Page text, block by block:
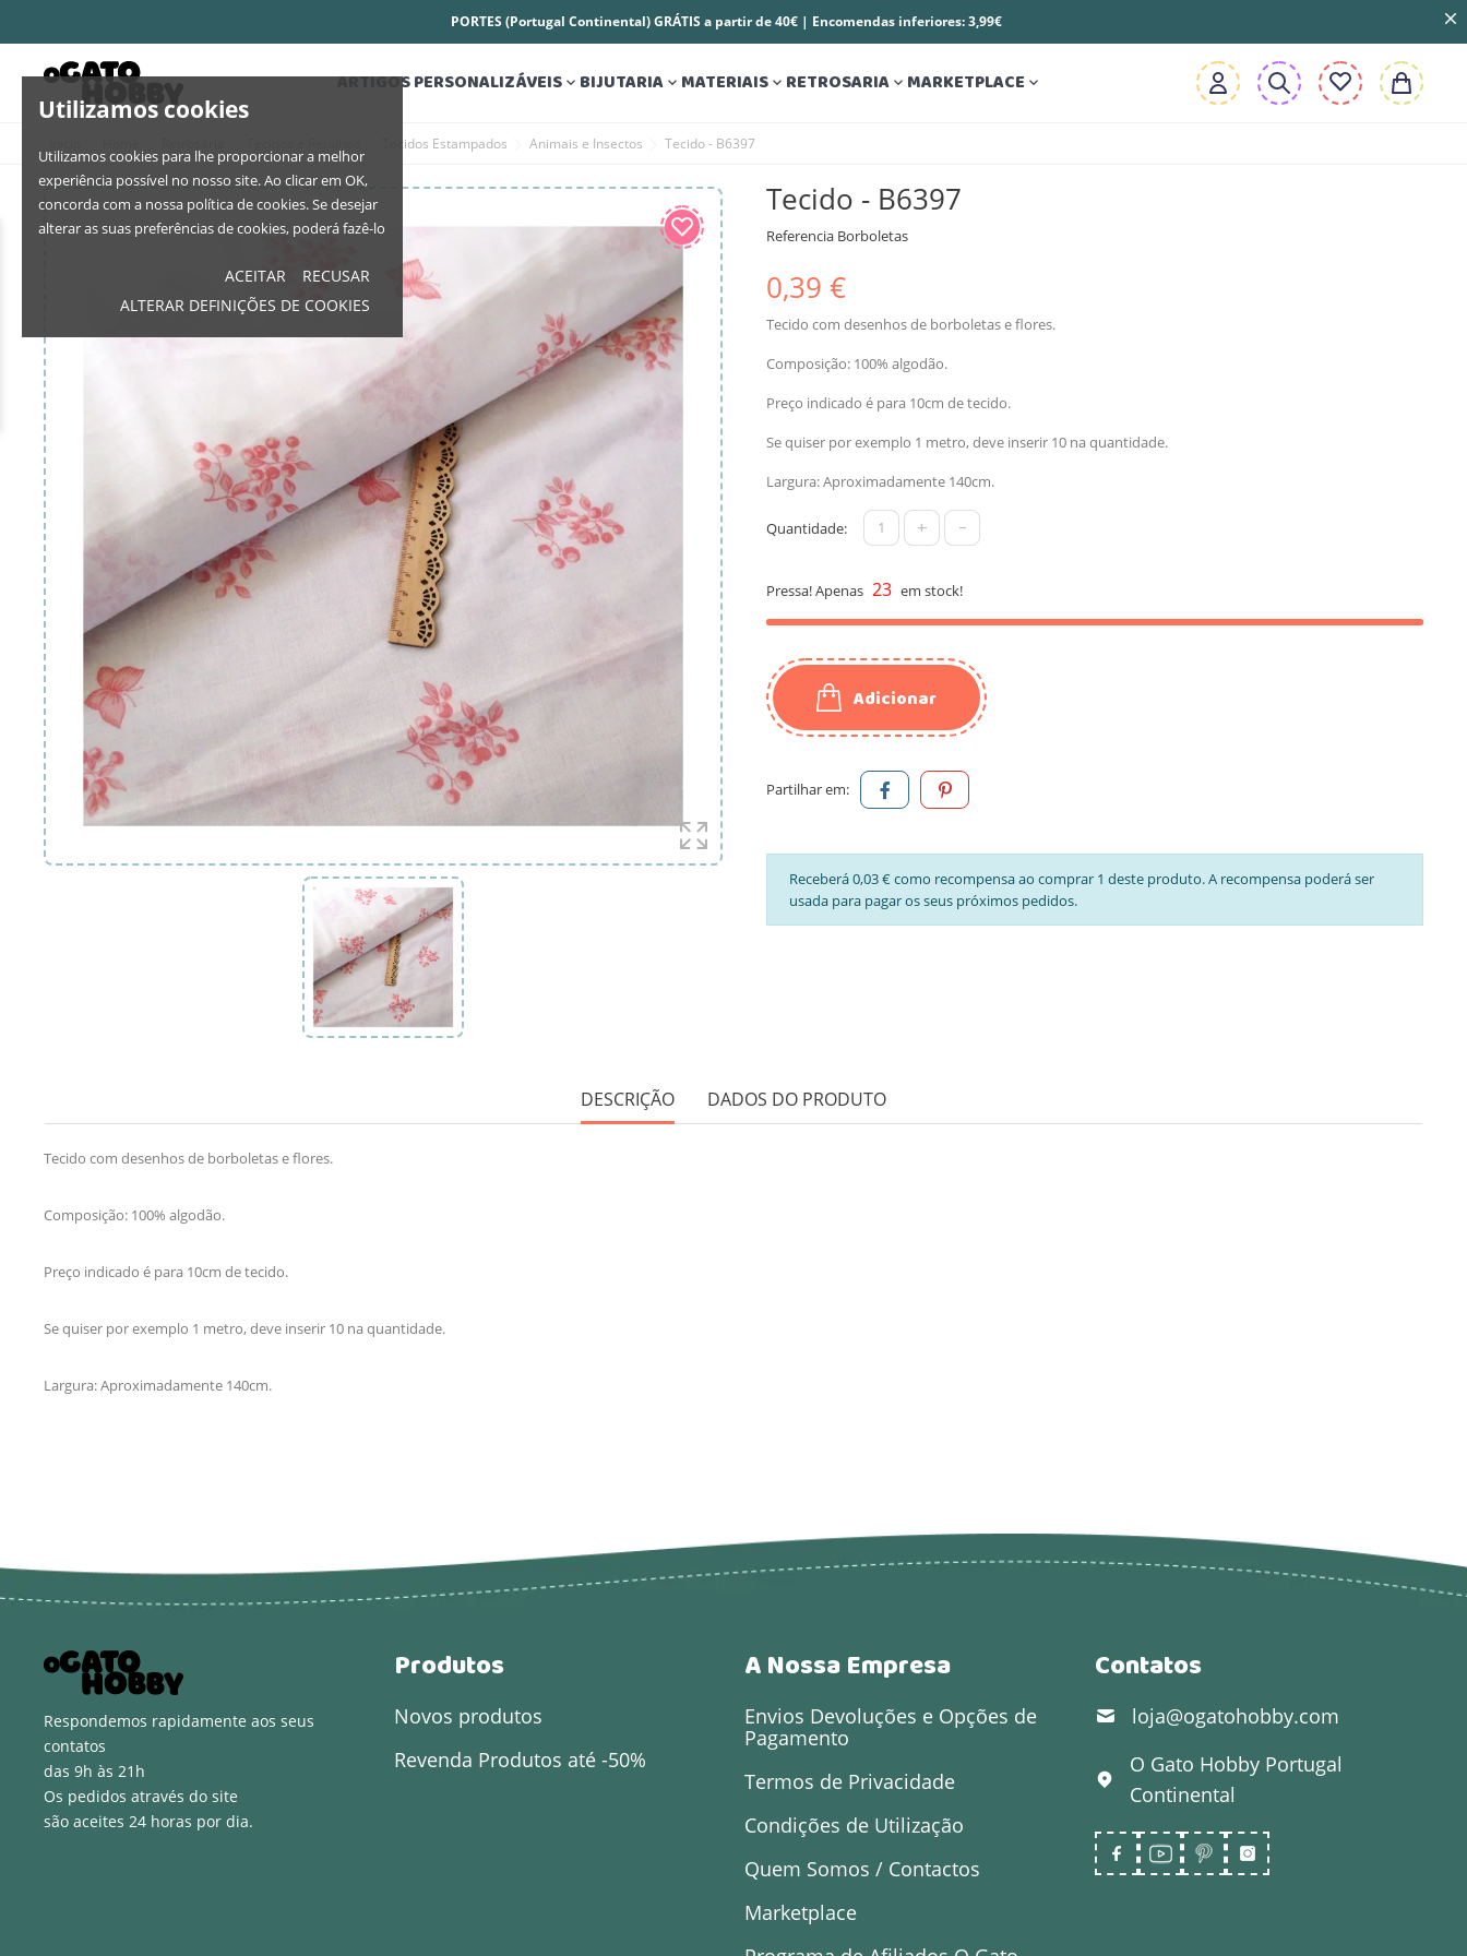
Utilizamos cookies
Utilizamos cookies para lhe proporcionar a melhor
experiência possível no nosso site. Ao clicar em OK,
concorda com a nossa política de cookies. Se desejar
alterar as suas preferências de cookies, poderá fazê-lo
ACEITAR
RECUSAR
ALTERAR DEFINIÇÕES DE COOKIES
PORTES (Portugal Continental) GRÁTIS a partir de 40€ | Encomendas inferiores: 3,99€
ARTIGOS PERSONALIZÁVEIS BIJUTARIA MATERIAIS RETROSARIA MARKETPLACE 
Tecidos Estampados Animais e Insectos Tecido - B6397
Tecido - B6397
Referencia Borboletas
0,39 €
Tecido com desenhos de borboletas e flores.
Composição: 100% algodão.
Preço indicado é para 10cm de tecido.
Se quiser por exemplo 1 metro, deve inserir 10 na quantidade.
Largura: Aproximadamente 140cm.
Quantidade: + -
Pressa! Apenas 23 em stock!
Adicionar
Partilhar em:
Receberá 0,03 € como recompensa ao comprar 1 deste produto. A recompensa poderá ser
usada para pagar os seus próximos pedidos.
DESCRIÇÃO DADOS DO PRODUTO
Tecido com desenhos de borboletas e flores.
Composição: 100% algodão.
Preço indicado é para 10cm de tecido.
Se quiser por exemplo 1 metro, deve inserir 10 na quantidade.
Largura: Aproximadamente 140cm.
Respondemos rapidamente aos seus
contatos
das 9h às 21h
Os pedidos através do site
são aceites 24 horas por dia.
Produtos
Novos produtos
Revenda Produtos até -50%
A Nossa Empresa
Envios Devoluções e Opções de
Pagamento
Termos de Privacidade
Condições de Utilização
Quem Somos / Contactos
Marketplace
Contatos
loja@ogatohobby.com
O Gato Hobby Portugal
Continental